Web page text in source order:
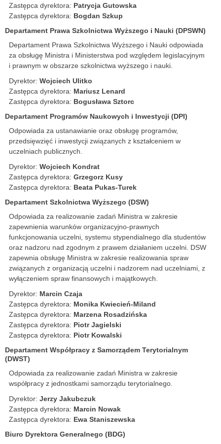
Zastępca dyrektora: Patrycja Gutowska
Zastępca dyrektora: Bogdan Szkup
Departament Prawa Szkolnictwa Wyższego i Nauki (DPSWN)
Departament Prawa Szkolnictwa Wyższego i Nauki odpowiada
za obsługę Ministra i Ministerstwa pod względem legislacyjnym
i prawnym w obszarze szkolnictwa wyższego i nauki.
Dyrektor: Wojciech Ulitko
Zastępca dyrektora: Mariusz Lenard
Zastępca dyrektora: Bogusława Sztorc
Departament Programów Naukowych i Inwestycji (DPI)
Odpowiada za ustanawianie oraz obsługę programów,
przedsięwzięć i inwestycji związanych z kształceniem w
uczelniach publicznych.
Dyrektor: Wojciech Kondrat
Zastępca dyrektora: Grzegorz Kusy
Zastępca dyrektora: Beata Pukas-Turek
Departament Szkolnictwa Wyższego (DSW)
Odpowiada za realizowanie zadań Ministra w zakresie
zapewnienia warunków organizacyjno-prawnych
funkcjonowania uczelni, systemu stypendialnego dla studentów
oraz nadzoru nad zgodnym z prawem działaniem uczelni. DSW
zapewnia obsługę Ministra w zakresie realizowania spraw
związanych z organizacją uczelni i nadzorem nad uczelniami, z
wyłączeniem spraw finansowych i majątkowych.
Dyrektor: Marcin Czaja
Zastępca dyrektora: Monika Kwiecień-Miland
Zastępca dyrektora: Marzena Rosadzińska
Zastępca dyrektora: Piotr Jagielski
Zastępca dyrektora: Piotr Kowalski
Departament Współpracy z Samorządem Terytorialnym
(DWST)
Odpowiada za realizowanie zadań Ministra w zakresie
współpracy z jednostkami samorządu terytorialnego.
Dyrektor: Jerzy Jakubczuk
Zastępca dyrektora: Marcin Nowak
Zastępca dyrektora: Ewa Staniszewska
Biuro Dyrektora Generalnego (BDG)